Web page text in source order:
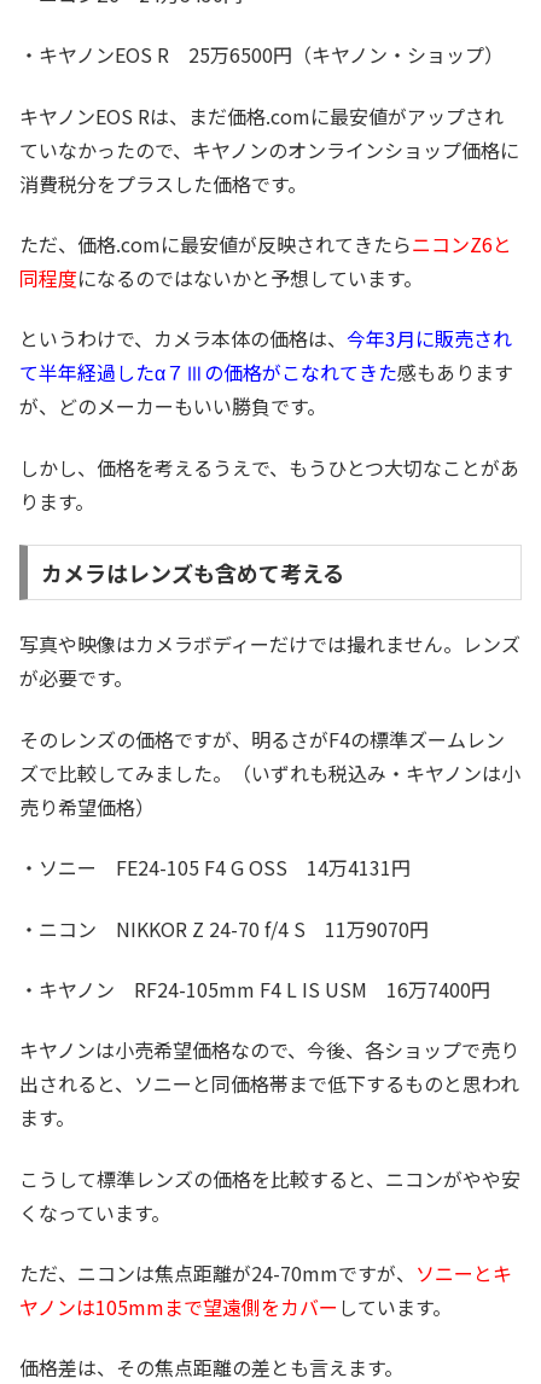
・キヤノンEOS R 25万6500円（キヤノン・ショップ）
キヤノンEOS Rは、まだ価格.comに最安値がアップされ
ていなかったので、キヤノンのオンラインショップ価格に
消費税分をプラスした価格です。
ただ、価格.comに最安値が反映されてきたらニコンZ6と
同程度になるのではないかと予想しています。
というわけで、カメラ本体の価格は、 今年3月に販売され
て半年経過したα７Ⅲの価格がこなれてきた感もあります
が、どのメーカーもいい勝負です。
しかし、価格を考えるうえで、もうひとつ大切なことがあ
ります。
カメラはレンズも含めて考える
写真や映像はカメラボディーだけでは撮れません。レンズ
が必要です。
そのレンズの価格ですが、明るさがF4の標準ズームレン
ズで比較してみました。（いずれも税込み・キヤノンは小
売り希望価格）
・ソニー FE24-105 F4 G OSS 14万4131円
・ニコン NIKKOR Z 24-70 f/4 S 11万9070円
・キヤノン RF24-105mm F4 L IS USM 16万7400円
キヤノンは小売希望価格なので、今後、各ショップで売り
出されると、ソニーと同価格帯まで低下するものと思われ
ます。
こうして標準レンズの価格を比較すると、ニコンがやや安
くなっています。
ただ、ニコンは焦点距離が24-70mmですが、 ソニーとキ
ヤノンは105mmまで望遠側をカバー しています。
価格差は、その焦点距離の差とも言えます。